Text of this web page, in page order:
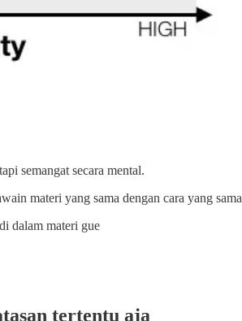
semangat secara mental.
materi yang sama dengan cara yang sama
dalam materi gue
tertentu aja